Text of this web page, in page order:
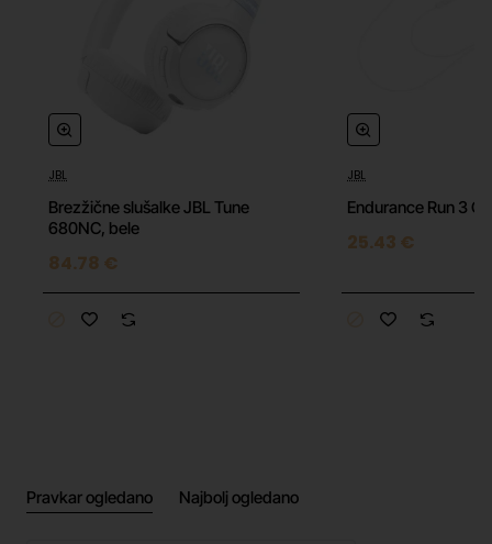
JBL
Brezžične slušalke JBL Tune
680NC, bele
84.78 €
JBL
Endurance Run 3 C
25.43 €
Pravkar ogledano Najbolj ogledano